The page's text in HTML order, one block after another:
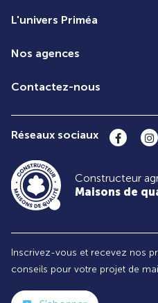
L'univers Priméa
Nos agences
Contactez-nous
Réseaux sociaux
Constructeur
Maisons de
Inscrivez-vous et recevez nos
conseils pour votre projet de